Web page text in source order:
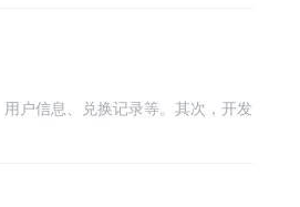
户信息、兑换记录等。其次，开发
的增删改查功能，确保数据的安全